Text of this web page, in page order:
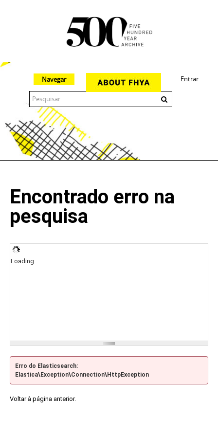
Entrar
Navegar
Encontrado erro na
pesquisa
Loading ...
Erro do Elasticsearch:
Elastica\Exception\Connection\HttpException
Voltar à página anterior.